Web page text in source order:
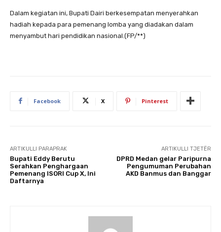
Dalam kegiatan ini, Bupati Dairi berkesempatan menyerahkan
hadiah kepada para pemenang lomba yang diadakan dalam
menyambut hari pendidikan nasional.(FP/**)
Facebook X Pinterest
ARTIKULLI PARAPRAK
Bupati Eddy Berutu
Serahkan Penghargaan
Pemenang ISORI Cup X, Ini
Daftarnya
ARTIKULLI TJETËR
DPRD Medan gelar Paripurna
Pengumuman Perubahan
AKD Banmus dan Banggar